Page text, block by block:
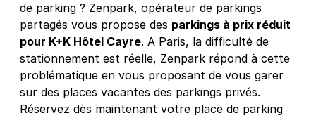
de parking ? Zenpark, opérateur de parkings
partagés vous propose des parkings à prix réduit
pour K+K Hôtel Cayre. A Paris, la difficulté de
stationnement est réelle, Zenpark répond à cette
problématique en vous proposant de vous garer
sur des places vacantes des parkings privés.
Réservez dès maintenant votre place de parking